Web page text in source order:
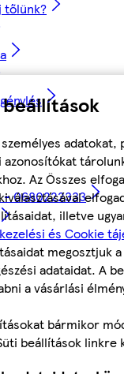
adatokat,
azonosítókat
Az Összes
illetve
és Cookie
megosztjuk
adataidat. A
a vásárlási
bármikor
beállítások linkre
tőlünk?
- 0680222333